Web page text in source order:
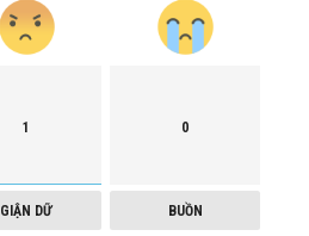
1
GIẬN DỮ
0
BUỒN